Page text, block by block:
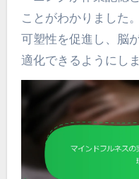
ことがわかりました
可塑性を促進し、脳
適化できるようにしま